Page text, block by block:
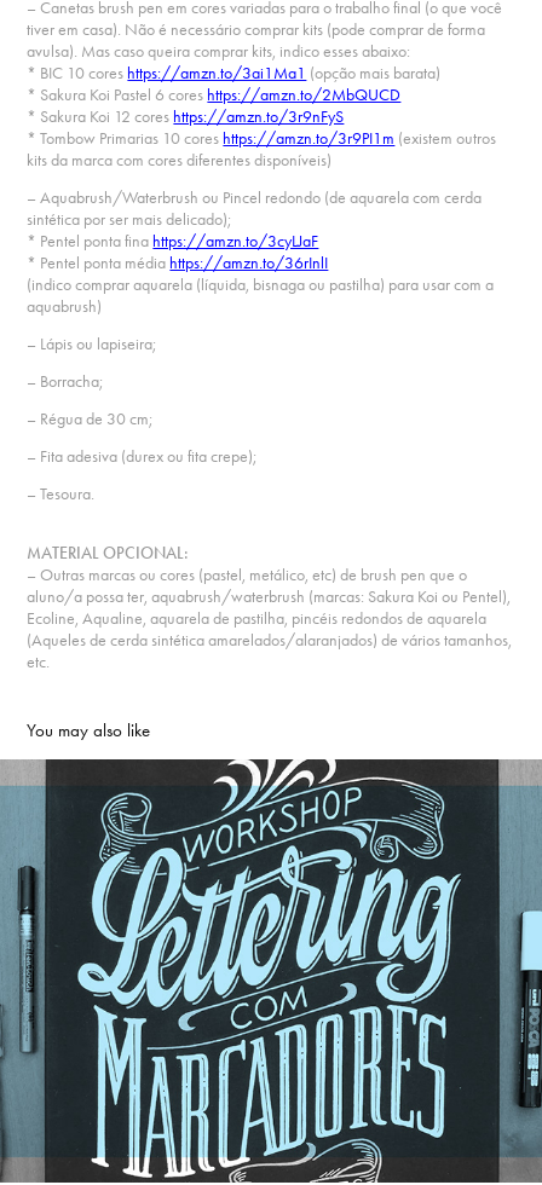
– Canetas brush pen em cores variadas para o trabalho final (o que você
tiver em casa). Não é necessário comprar kits (pode comprar de forma
avulsa). Mas caso queira comprar kits, indico esses abaixo:
* BIC 10 cores https://amzn.to/3ai1Ma1 (opção mais barata)
* Sakura Koi Pastel 6 cores https://amzn.to/2MbQUCD
* Sakura Koi 12 cores https://amzn.to/3r9nFyS
* Tombow Primarias 10 cores https://amzn.to/3r9PI1m (existem outros
kits da marca com cores diferentes disponíveis)
– Aquabrush/Waterbrush ou Pincel redondo (de aquarela com cerda
sintética por ser mais delicado);
* Pentel ponta fina https://amzn.to/3cyLJaF
* Pentel ponta média https://amzn.to/36rInlI
(indico comprar aquarela (líquida, bisnaga ou pastilha) para usar com a
aquabrush)
– Lápis ou lapiseira;
– Borracha;
– Régua de 30 cm;
– Fita adesiva (durex ou fita crepe);
– Tesoura.
MATERIAL OPCIONAL:
– Outras marcas ou cores (pastel, metálico, etc) de brush pen que o
aluno/a possa ter, aquabrush/waterbrush (marcas: Sakura Koi ou Pentel),
Ecoline, Aqualine, aquarela de pastilha, pincéis redondos de aquarela
(Aqueles de cerda sintética amarelados/alaranjados) de vários tamanhos,
etc.
You may also like
Lettering com Marcadores - Quadros e Murais
2020